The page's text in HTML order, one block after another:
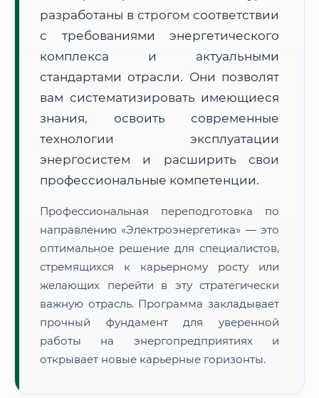
Расчет логистики оригиналов:
• Экспресс-доставка СДЭК / Почтой:5–7 рабочих дней
📜 Документы и аккредитация ФИС ФРДО
🔍Нажмите на документ для увеличения и просмотра
разработаны в строгом соответствии
с требованиями энергетического
комплекса и актуальными
стандартами отрасли. Они позволят
вам систематизировать имеющиеся
знания, освоить современные
технологии эксплуатации
энергосистем и расширить свои
профессиональные компетенции.
Профессиональная переподготовка по
направлению «Электроэнергетика» — это
оптимальное решение для специалистов,
стремящихся к карьерному росту или
желающих перейти в эту стратегически
важную отрасль. Программа закладывает
прочный фундамент для уверенной
работы на энергопредприятиях и
открывает новые карьерные горизонты.